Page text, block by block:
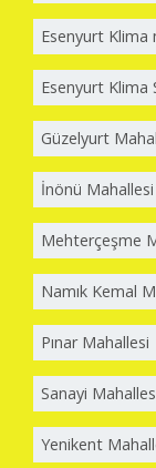
Esenyurt Klima
Esenyurt Klima
Güzelyurt
İnönü Mahallesi
Mehterçeşme
Namık Kemal
Pınar Mahallesi
Sanayi
Yenikent